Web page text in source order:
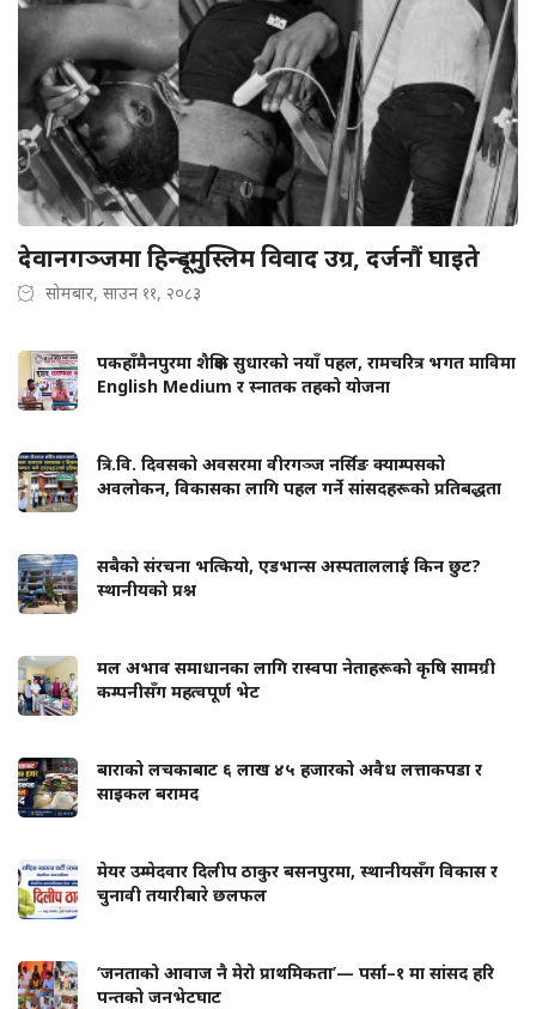
देवानगञ्जमा हिन्दू–मुस्लिम विवाद उग्र, दर्जनौं घाइते
सोमबार, साउन ११, २०८३
पकहाँमैनपुरमा शैक्षिक सुधारको नयाँ पहल, रामचरित्र भगत माविमा
English Medium र स्नातक तहको योजना
त्रि.वि. दिवसको अवसरमा वीरगञ्ज नर्सिङ क्याम्पसको
अवलोकन, विकासका लागि पहल गर्ने सांसदहरूको प्रतिबद्धता
सबैको संरचना भत्कियो, एडभान्स अस्पताललाई किन छुट?
स्थानीयको प्रश्न
मल अभाव समाधानका लागि रास्वपा नेताहरूको कृषि सामग्री
कम्पनीसँग महत्वपूर्ण भेट
बाराको लचकाबाट ६ लाख ४५ हजारको अवैध लत्ताकपडा र
साइकल बरामद
मेयर उम्मेदवार दिलीप ठाकुर बसनपुरमा, स्थानीयसँग विकास र
चुनावी तयारीबारे छलफल
‘जनताको आवाज नै मेरो प्राथमिकता’— पर्सा–१ मा सांसद हरि
पन्तको जनभेटघाट